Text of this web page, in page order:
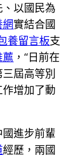
以國民為
網實結合國
養留言板支
薦 ，“日前在
屆高等別
作增加了動
進步前輩
經歷，兩國